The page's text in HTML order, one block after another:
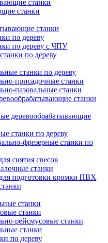
станки
станки
станки
по дереву
по дереву с ЧПУ
по дереву
станки по дереву
присадочные станки
пазовальные станки
станки
деревообрабатывающие
станки по дереву
фрезерные станки по
снятия свесов
станки
подготовки кромки ПВХ
станки
станки
рейсмусовые станки
станки
по дереву